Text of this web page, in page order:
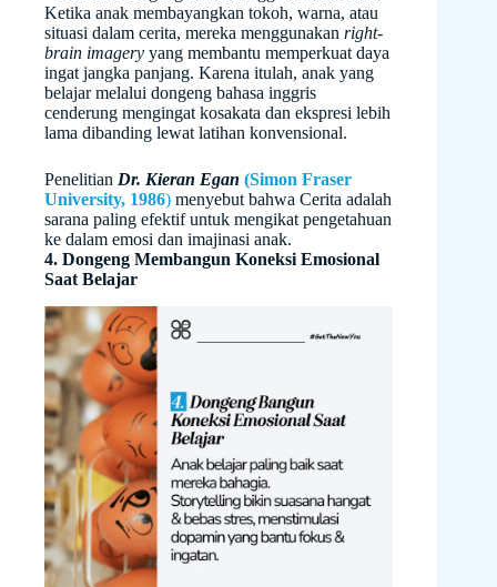
Ketika anak membayangkan tokoh, warna, atau
situasi dalam cerita, mereka menggunakan right-
brain imagery yang membantu memperkuat daya
ingat jangka panjang. Karena itulah, anak yang
belajar melalui dongeng bahasa inggris
cenderung mengingat kosakata dan ekspresi lebih
lama dibanding lewat latihan konvensional.
Penelitian Dr. Kieran Egan (Simon Fraser
University, 1986) menyebut bahwa Cerita adalah
sarana paling efektif untuk mengikat pengetahuan
ke dalam emosi dan imajinasi anak.
4. Dongeng Membangun Koneksi Emosional
Saat Belajar